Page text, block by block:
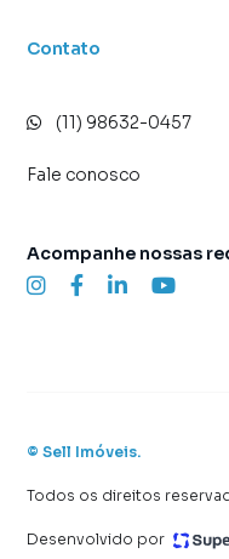
Contato
(11) 98632-0457
Fale conosco
Acompanhe nossas
© Sell Imóveis.
Todos os direitos
Desenvolvido por